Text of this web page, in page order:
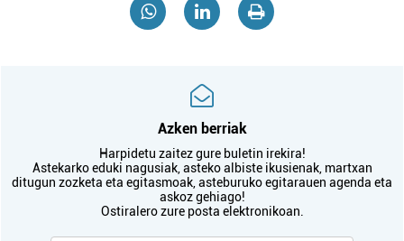
Azken berriak
Harpidetu zaitez gure buletin irekira!
Astekarko eduki nagusiak, asteko albiste ikusienak, martxan
ditugun zozketa eta egitasmoak, asteburuko egitarauen agenda eta
askoz gehiago!
Ostiralero zure posta elektronikoan.